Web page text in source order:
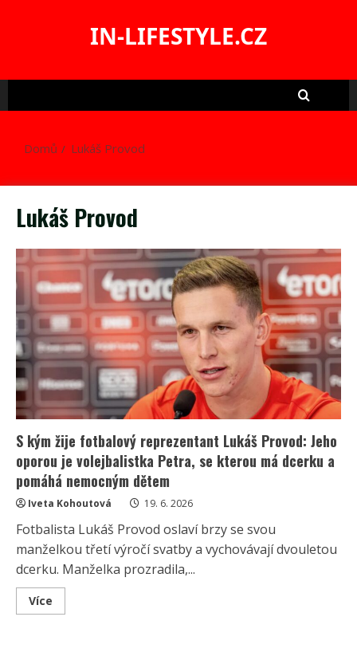
IN-LIFESTYLE.CZ
Domů Lukáš Provod
Lukáš Provod
S kým žije fotbalový reprezentant Lukáš Provod: Jeho
oporou je volejbalistka Petra, se kterou má dcerku a
pomáhá nemocným dětem
Iveta Kohoutová 19. 6. 2026
Fotbalista Lukáš Provod oslaví brzy se svou
manželkou třetí výročí svatby a vychovávají dvouletou
dcerku. Manželka prozradila,...
Více
more